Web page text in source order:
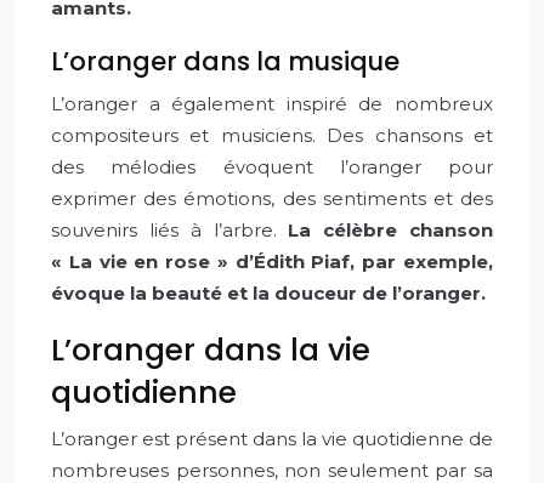
amants.
L’oranger dans la musique
L’oranger a également inspiré de nombreux
compositeurs et musiciens. Des chansons et
des mélodies évoquent l’oranger pour
exprimer des émotions, des sentiments et des
souvenirs liés à l’arbre. La célèbre chanson
« La vie en rose » d’Édith Piaf, par exemple,
évoque la beauté et la douceur de l’oranger.
L’oranger dans la vie
quotidienne
L’oranger est présent dans la vie quotidienne de
nombreuses personnes, non seulement par sa